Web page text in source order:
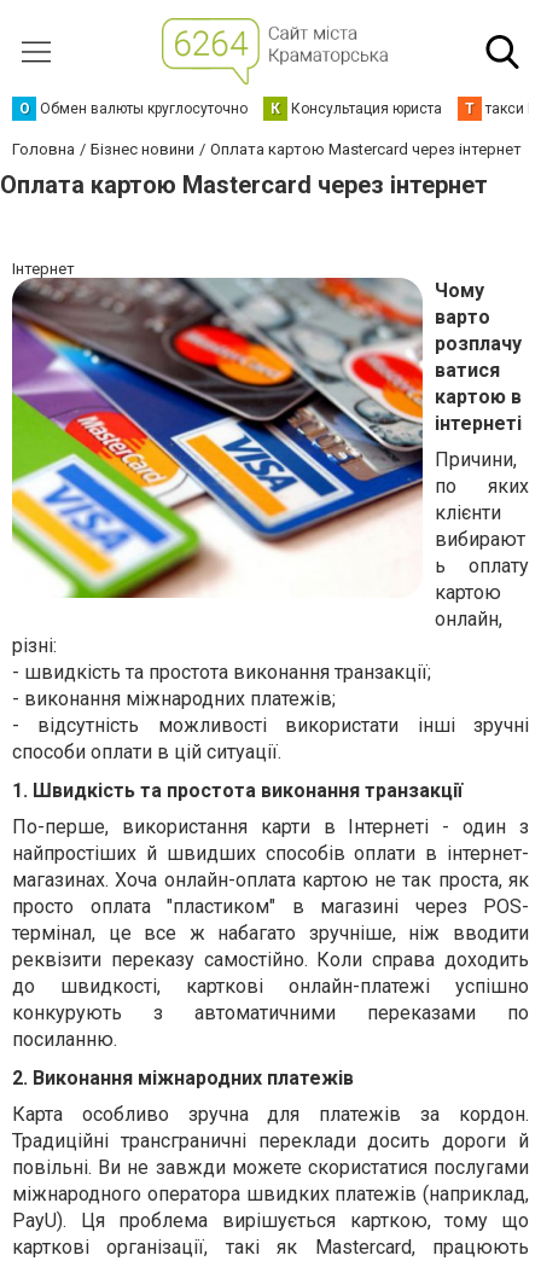
О Обмен валюты круглосуточно К Консультация юриста Т такси
Головна Бізнес новини Оплата картою Mastercard через інтернет
Оплата картою Mastercard через інтернет
Інтернет
Чому
варто
розплачу
ватися
картою в
інтернеті
Причини,
по яких
клієнти
вибирают
ь оплату
картою
онлайн,
різні:
- швидкість та простота виконання транзакції;
- виконання міжнародних платежів;
- відсутність можливості використати інші зручні
способи оплати в цій ситуації.
1. Швидкість та простота виконання транзакції
По-перше, використання карти в Інтернеті - один з
найпростіших й швидших способів оплати в інтернет-
магазинах. Хоча онлайн-оплата картою не так проста, як
просто оплата "пластиком" в магазині через POS-
термінал, це все ж набагато зручніше, ніж вводити
реквізити переказу самостійно. Коли справа доходить
до швидкості, карткові онлайн-платежі успішно
конкурують з автоматичними переказами
по
посиланню.
2. Виконання міжнародних платежів
Карта особливо зручна для платежів за кордон.
Традиційні трансграничні переклади досить дороги й
повільні. Ви не завжди можете скористатися послугами
міжнародного оператора швидких платежів (наприклад,
PayU). Ця проблема вирішується карткою, тому що
карткові організації, такі як Mastercard, працюють